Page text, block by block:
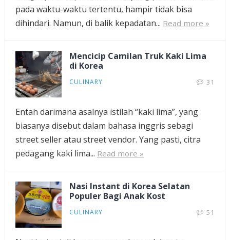
pada waktu-waktu tertentu, hampir tidak bisa
dihindari. Namun, di balik kepadatan... Read more »
Mencicip Camilan Truk Kaki Lima
di Korea
CULINARY 31
Entah darimana asalnya istilah “kaki lima”, yang
biasanya disebut dalam bahasa inggris sebagi
street seller atau street vendor. Yang pasti, citra
pedagang kaki lima... Read more »
Nasi Instant di Korea Selatan
Populer Bagi Anak Kost
CULINARY 51